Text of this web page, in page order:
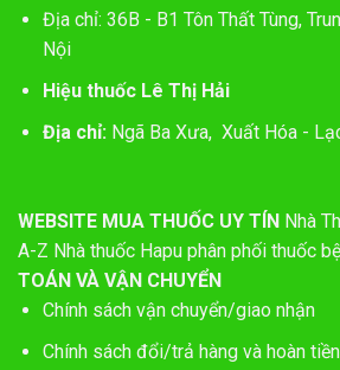
Địa chỉ: 36B - B1 Tôn Thất Tùng,
Nội
Hiệu thuốc Lê Thị Hải
Địa chỉ: Ngã Ba Xưa, Xuất Hóa -
WEBSITE MUA THUỐC UY TÍN Nhà
A-Z Nhà thuốc Hapu phân phối thuốc
TOÁN VÀ VẬN CHUYỂN
Chính sách vận chuyển/giao nhận
Chính sách đổi/trả hàng và hoàn tiền